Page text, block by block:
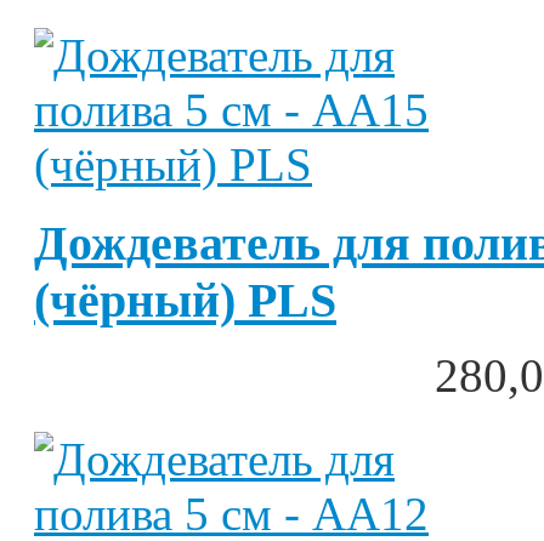
Дождеватель для
(чёрный) PLS